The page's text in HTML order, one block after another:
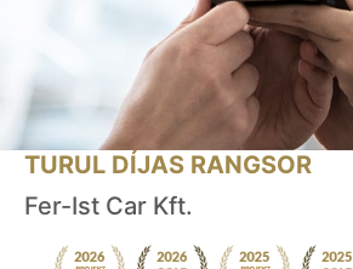
TURUL DÍJAS RANGSOR
Fer-Ist Car Kft.